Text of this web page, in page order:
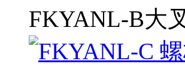
FKYANL-B大